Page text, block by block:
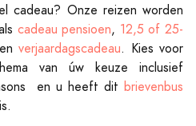
cadeau? Onze reizen worden
cadeau pensioen, 12,5 of 25-
verjaardagscadeau. Kies voor
van úw keuze inclusief
en u heeft dit brievenbus